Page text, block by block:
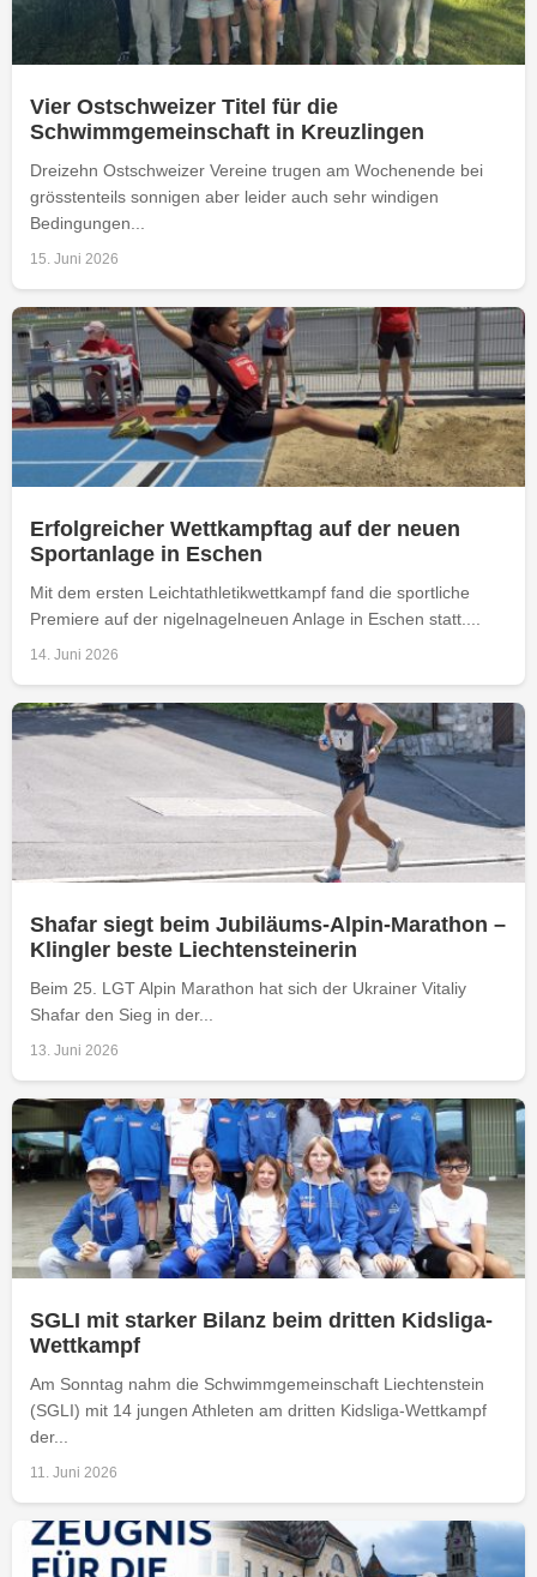
Vier Ostschweizer Titel für die
Schwimmgemeinschaft in Kreuzlingen
Dreizehn Ostschweizer Vereine trugen am Wochenende bei
grösstenteils sonnigen aber leider auch sehr windigen
Bedingungen...
15. Juni 2026
Erfolgreicher Wettkampftag auf der neuen
Sportanlage in Eschen
Mit dem ersten Leichtathletikwettkampf fand die sportliche
Premiere auf der nigelnagelneuen Anlage in Eschen statt....
14. Juni 2026
Shafar siegt beim Jubiläums-Alpin-Marathon –
Klingler beste Liechtensteinerin
Beim 25. LGT Alpin Marathon hat sich der Ukrainer Vitaliy
Shafar den Sieg in der...
13. Juni 2026
SGLI mit starker Bilanz beim dritten Kidsliga-
Wettkampf
Am Sonntag nahm die Schwimmgemeinschaft Liechtenstein
(SGLI) mit 14 jungen Athleten am dritten Kidsliga-Wettkampf
der...
11. Juni 2026